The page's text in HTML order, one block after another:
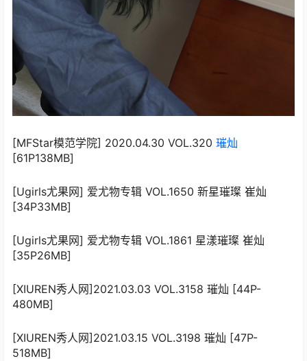
[MFStar模范学院] 2020.04.30 VOL.320 璀灿
[61P138MB]
[Ugirls尤果网] 爱尤物专辑 VOL.1650 新星璀璨 崔灿
[34P33MB]
[Ugirls尤果网] 爱尤物专辑 VOL.1861 星漾璀璨 崔灿
[35P26MB]
[XIUREN秀人网]2021.03.03 VOL.3158 璀灿 [44P-
480MB]
[XIUREN秀人网]2021.03.15 VOL.3198 璀灿 [47P-
518MB]